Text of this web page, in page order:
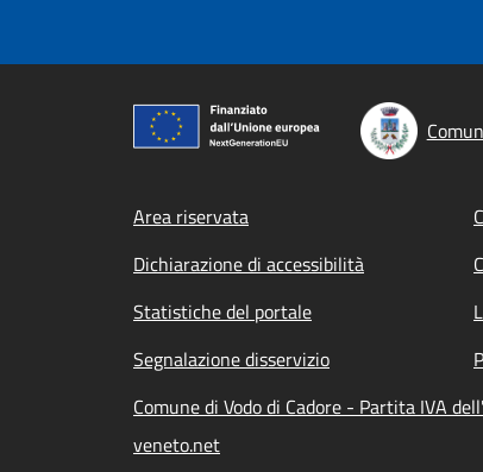
Footer menu
Area riservata
Dichiarazione di accessibilità
Statistiche del portale
Segnalazione disservizio
Comune di Vodo di Cadore - Partita IVA
veneto.net